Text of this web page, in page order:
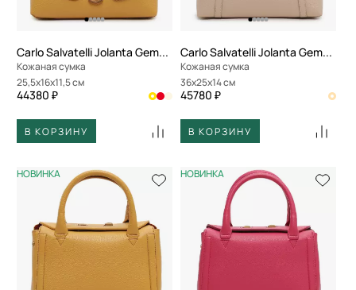
Carlo Salvatelli Jolanta Gemma
Кожаная сумка
25,5x16x11,5 см
44380 ₽
В КОРЗИНУ
Carlo Salvatelli Jolanta Gemma
Кожаная сумка
36x25x14 см
45780 ₽
В КОРЗИНУ
НОВИНКА НОВИНКА